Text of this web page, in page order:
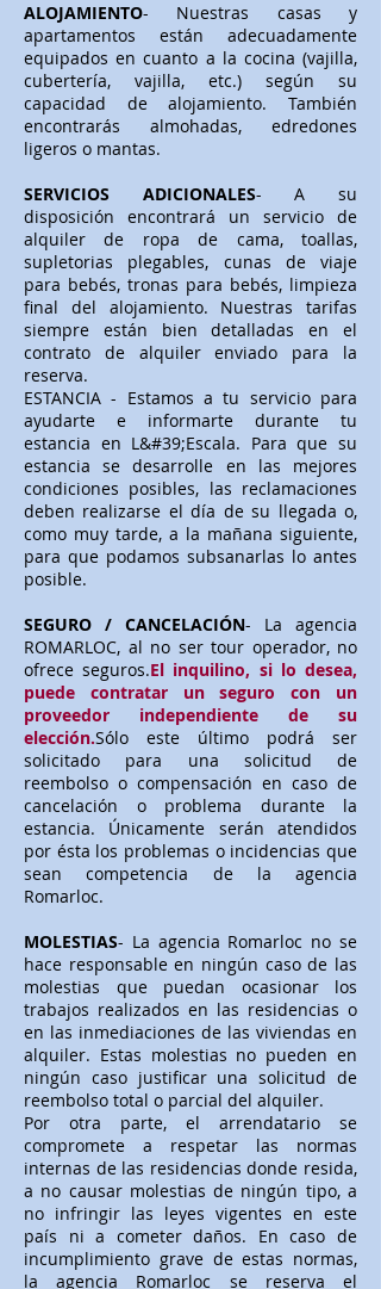
ALOJAMIENTO- Nuestras casas y
apartamentos están adecuadamente
equipados en cuanto a la cocina (vajilla,
cubertería, vajilla, etc.) según su
capacidad de alojamiento. También
encontrarás almohadas, edredones
ligeros o mantas.
SERVICIOS ADICIONALES- A su
disposición encontrará un servicio de
alquiler de ropa de cama, toallas,
supletorias plegables, cunas de viaje
para bebés, tronas para bebés, limpieza
final del alojamiento. Nuestras tarifas
siempre están bien detalladas en el
contrato de alquiler enviado para la
reserva.
ESTANCIA - Estamos a tu servicio para
ayudarte e informarte durante tu
estancia en L&#39;Escala. Para que su
estancia se desarrolle en las mejores
condiciones posibles, las reclamaciones
deben realizarse el día de su llegada o,
como muy tarde, a la mañana siguiente,
para que podamos subsanarlas lo antes
posible.
SEGURO / CANCELACIÓN- La agencia
ROMARLOC, al no ser tour operador, no
ofrece seguros.El inquilino, si lo desea,
puede contratar un seguro con un
proveedor independiente de su
elección.Sólo este último podrá ser
solicitado para una solicitud de
reembolso o compensación en caso de
cancelación o problema durante la
estancia. Únicamente serán atendidos
por ésta los problemas o incidencias que
sean competencia de la agencia
Romarloc.
MOLESTIAS- La agencia Romarloc no se
hace responsable en ningún caso de las
molestias que puedan ocasionar los
trabajos realizados en las residencias o
en las inmediaciones de las viviendas en
alquiler. Estas molestias no pueden en
ningún caso justificar una solicitud de
reembolso total o parcial del alquiler.
Por otra parte, el arrendatario se
compromete a respetar las normas
internas de las residencias donde resida,
a no causar molestias de ningún tipo, a
no infringir las leyes vigentes en este
país ni a cometer daños. En caso de
incumplimiento grave de estas normas,
la agencia Romarloc se reserva el